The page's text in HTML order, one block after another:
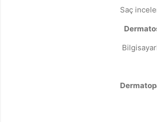
Saç